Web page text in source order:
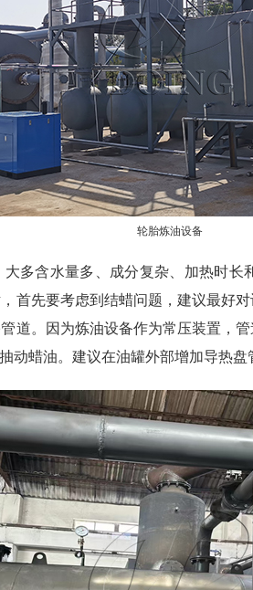
轮胎炼油设备
多含水量多、成分复杂、加热时
首先要考虑到结蜡问题，建议最好
道。因为炼油设备作为常压装置，
蜡油。建议在油罐外部增加导热